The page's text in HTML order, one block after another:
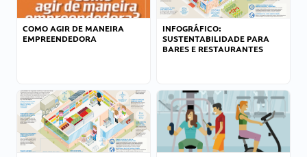
COMO AGIR DE MANEIRA
EMPREENDEDORA
INFOGRÁFICO:
SUSTENTABILIDADE PARA
BARES E RESTAURANTES